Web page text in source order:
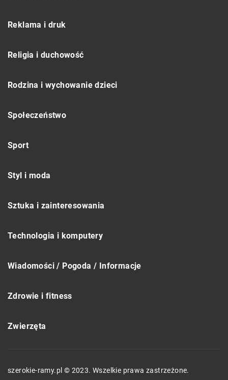
Reklama i druk
Religia i duchowość
Rodzina i wychowanie dzieci
Społeczeństwo
Sport
Styl i moda
Sztuka i zainteresowania
Technologia i komputery
Wiadomości / Pogoda / Informacje
Zdrowie i fitness
Zwierzęta
szerokie-ramy.pl © 2023. Wszelkie prawa zastrzeżone.